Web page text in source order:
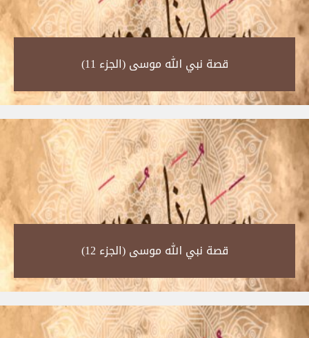
قصة نبي الله موسى (الجزء 11)‎
قصة نبي الله موسى (الجزء 12)‎